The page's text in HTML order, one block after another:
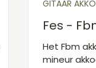
Fes -
Het Fbm
mineur
GITAAR